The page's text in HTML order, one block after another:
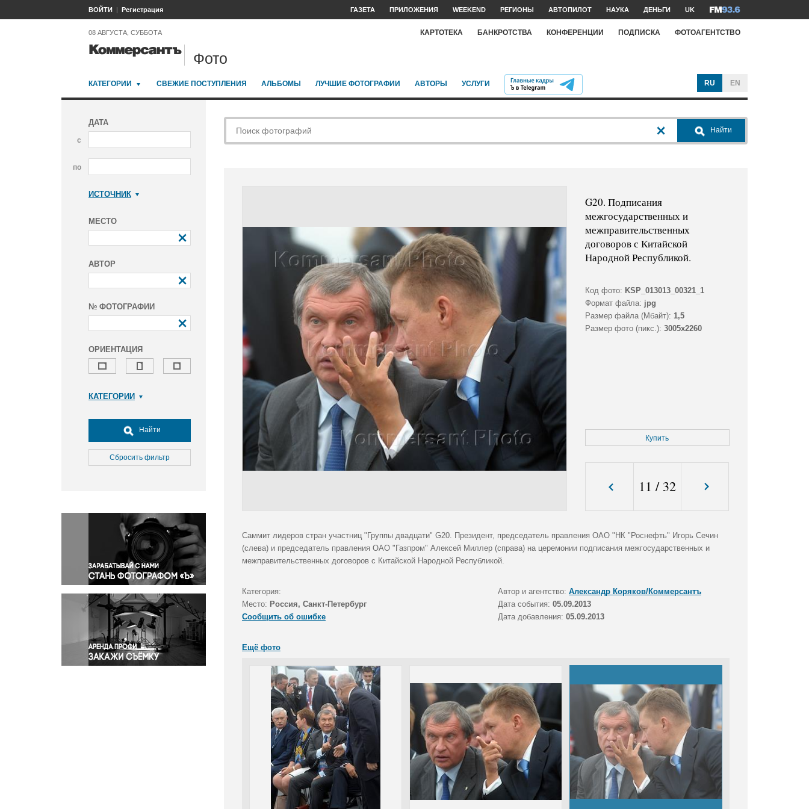
ВОЙТИ Регистрация ГАЗЕТА ПРИЛОЖЕНИЯ WEEKEND РЕГИОНЫ АВТОПИЛОТ НАУКА ДЕНЬГИ UK
08 АВГУСТА, СУББОТА КАРТОТЕКА БАНКРОТСТВА КОНФЕРЕНЦИИ ПОДПИСКА ФОТОАГЕНТСТВО
Фото
КАТЕГОРИИ СВЕЖИЕ ПОСТУПЛЕНИЯ АЛЬБОМЫ ЛУЧШИЕ ФОТОГРАФИИ АВТОРЫ УСЛУГИ RU EN
ДАТА
с
по
ИСТОЧНИК
МЕСТО
АВТОР
№ ФОТОГРАФИИ
ОРИЕНТАЦИЯ
КАТЕГОРИИ
Досуг, туризм и отдых
Культура
Медицина
Окружающая среда
Политика
Правосудие
Происшествия и конфликты
Религия
Светская жизнь
Спорт
Экология
Экономика и бизнес
Найти
Сбросить фильтр
Найти
G20. Подписания
межгосударственных и
межправительственных
договоров с Китайской
Народной Республикой.
Код фото: KSP_013013_00321_1
Формат файла: jpg
Размер файла (Мбайт): 1,5
Размер фото (пикс.): 3005x2260
Купить
11 / 32
Саммит лидеров стран участниц "Группы двадцати" G20. Президент, председатель правления ОАО "НК "Роснефть" Игорь Сечин
(слева) и председатель правления ОАО "Газпром" Алексей Миллер (справа) на церемонии подписания межгосударственных и
межправительственных договоров с Китайской Народной Республикой.
Категория: Автор и агентство: Александр Коряков/Коммерсантъ
Место: Россия, Санкт-Петербург Дата события: 05.09.2013
Сообщить об ошибке
Дата добавления: 05.09.2013
Ещё фото